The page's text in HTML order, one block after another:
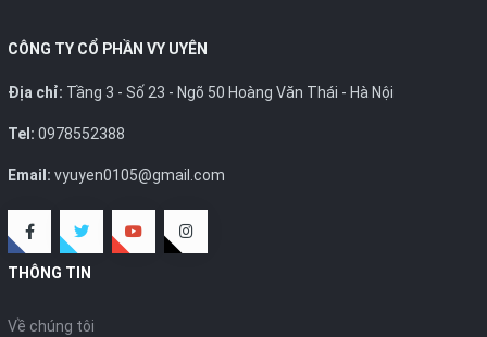
CÔNG TY CỔ PHẦN VY UYÊN
Địa chỉ: Tầng 3 - Số 23 - Ngõ 50 Hoàng Văn Thái - Hà Nội
Tel: 0978552388
Email: vyuyen0105@gmail.com
THÔNG TIN
Về chúng tôi